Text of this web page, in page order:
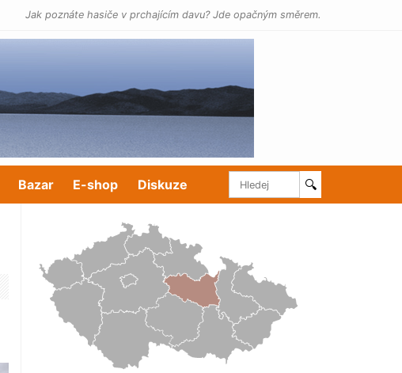
Jak poznáte hasiče v prchajícím davu? Jde opačným směrem.
Bazar E-shop Diskuze 🔍